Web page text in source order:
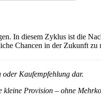
In diesem Zyklus ist die
Chancen in der Zukunft zu
Kaufempfehlung dar.
Provision – ohne